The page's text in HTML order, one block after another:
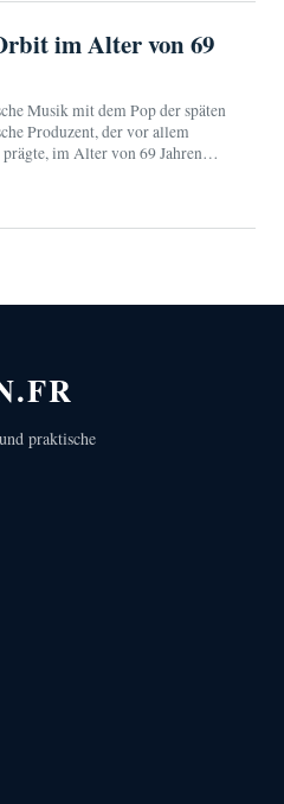
im Alter von 69
Musik mit dem Pop der späten
Produzent, der vor allem
im Alter von 69 Jahren
praktische